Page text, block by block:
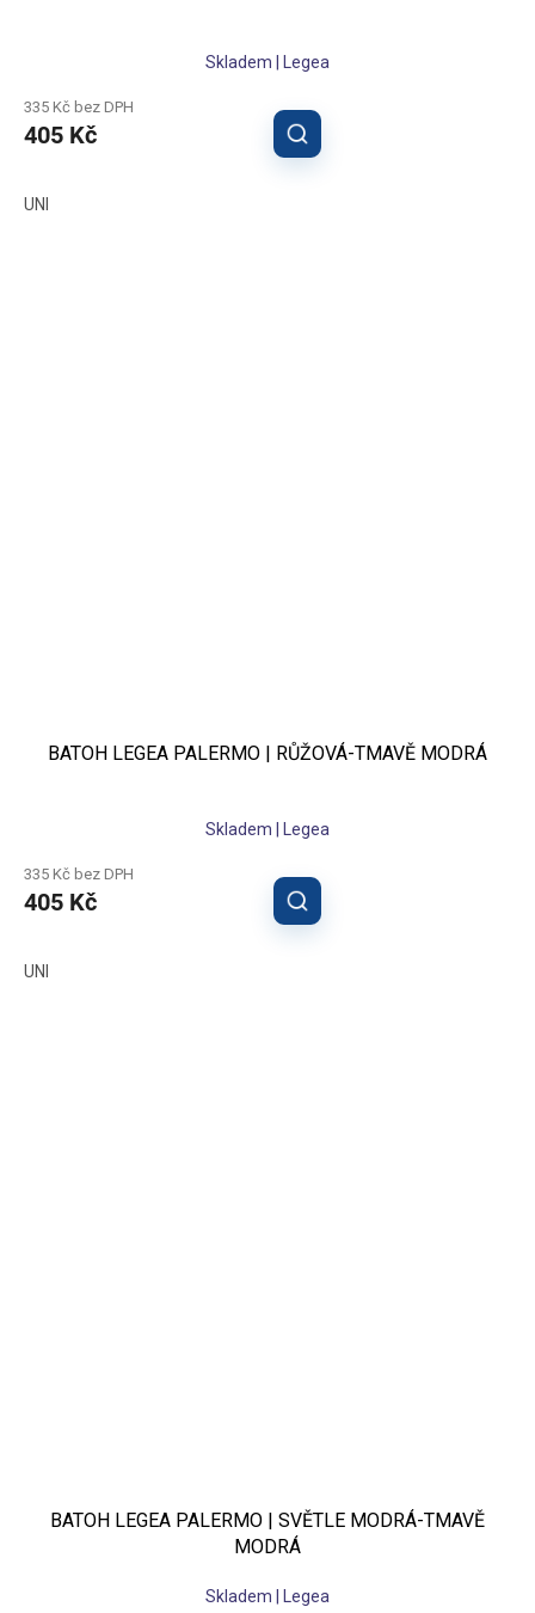
Skladem | Legea
335 Kč bez DPH
405 Kč
UNI
BATOH LEGEA PALERMO | RŮŽOVÁ-TMAVĚ MODRÁ
Skladem | Legea
335 Kč bez DPH
405 Kč
UNI
BATOH LEGEA PALERMO | SVĚTLE MODRÁ-TMAVĚ
MODRÁ
Skladem | Legea